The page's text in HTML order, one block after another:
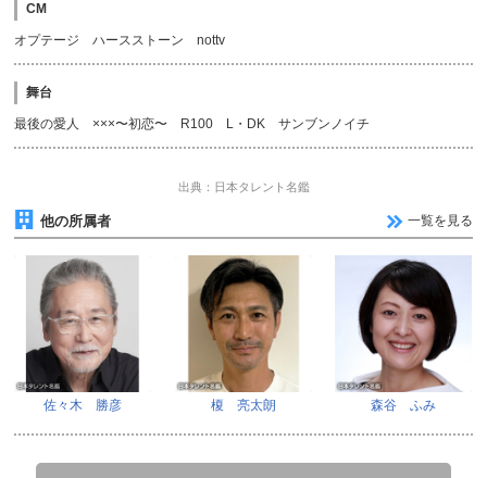
CM
オプテージ ハースストーン nottv
舞台
最後の愛人 ×××〜初恋〜 R100 L・DK サンブンノイチ
出典：日本タレント名鑑
他の所属者 一覧を見る
佐々木 勝彦 榎 亮太朗 森谷 ふみ